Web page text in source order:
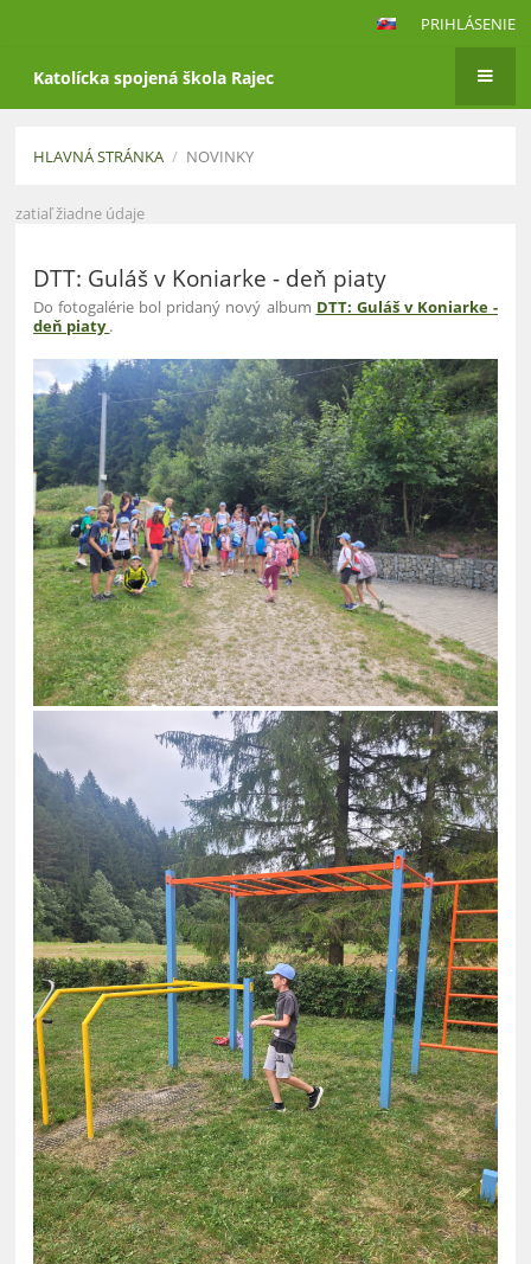
PRIHLÁSENIE
Katolícka spojená škola Rajec
HLAVNÁ STRÁNKA / NOVINKY
Novinky
zatiaľ žiadne údaje
DTT: Guláš v Koniarke - deň piaty
Do fotogalérie bol pridaný nový album DTT: Guláš v Koniarke -
deň piaty.